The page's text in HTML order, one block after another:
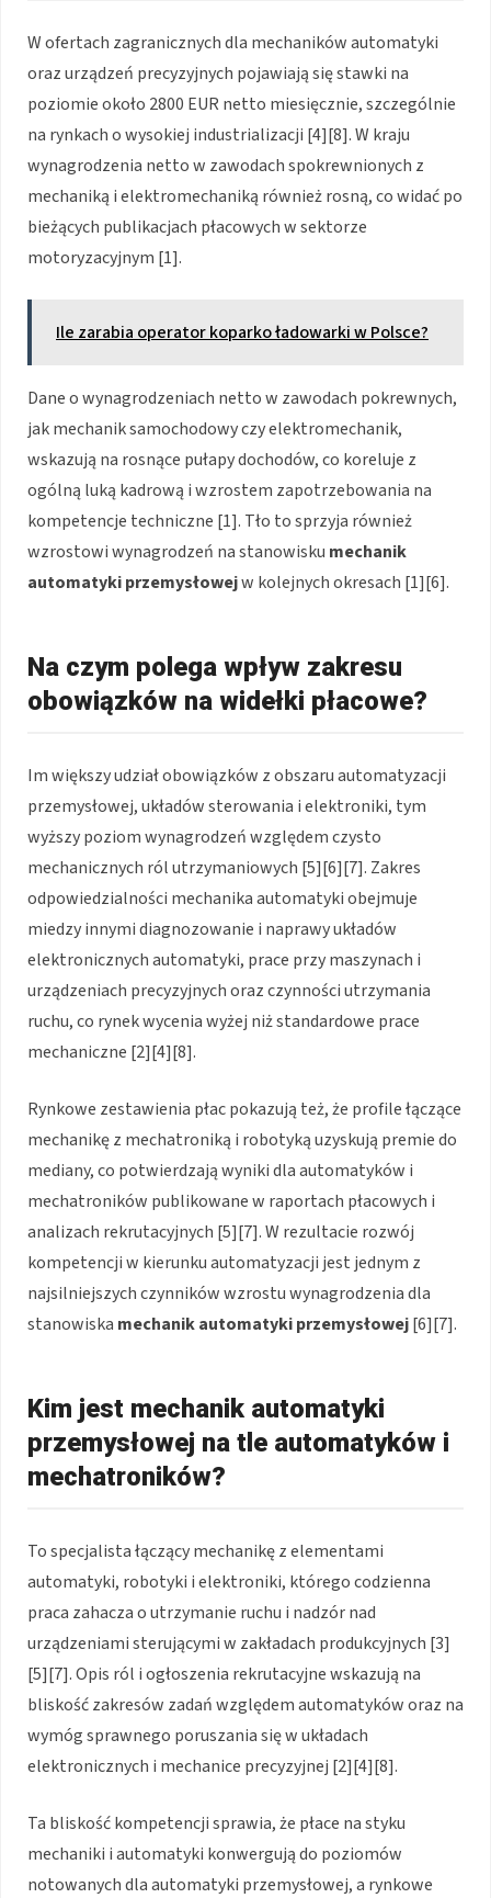
W ofertach zagranicznych dla mechaników automatyki
oraz urządzeń precyzyjnych pojawiają się stawki na
poziomie około 2800 EUR netto miesięcznie, szczególnie
na rynkach o wysokiej industrializacji [4][8]. W kraju
wynagrodzenia netto w zawodach spokrewnionych z
mechaniką i elektromechaniką również rosną, co widać po
bieżących publikacjach płacowych w sektorze
motoryzacyjnym [1].
Ile zarabia operator koparko ładowarki w Polsce?
Dane o wynagrodzeniach netto w zawodach pokrewnych,
jak mechanik samochodowy czy elektromechanik,
wskazują na rosnące pułapy dochodów, co koreluje z
ogólną luką kadrową i wzrostem zapotrzebowania na
kompetencje techniczne [1]. Tło to sprzyja również
wzrostowi wynagrodzeń na stanowisku mechanik
automatyki przemysłowejw kolejnych okresach [1][6].
Na czym polega wpływ zakresu
obowiązków na widełki płacowe?
Im większy udział obowiązków z obszaru automatyzacji
przemysłowej, układów sterowania i elektroniki, tym
wyższy poziom wynagrodzeń względem czysto
mechanicznych ról utrzymaniowych [5][6][7]. Zakres
odpowiedzialności mechanika automatyki obejmuje
miedzy innymi diagnozowanie i naprawy układów
elektronicznych automatyki, prace przy maszynach i
urządzeniach precyzyjnych oraz czynności utrzymania
ruchu, co rynek wycenia wyżej niż standardowe prace
mechaniczne [2][4][8].
Rynkowe zestawienia płac pokazują też, że profile łączące
mechanikę z mechatroniką i robotyką uzyskują premie do
mediany, co potwierdzają wyniki dla automatyków i
mechatroników publikowane w raportach płacowych i
analizach rekrutacyjnych [5][7]. W rezultacie rozwój
kompetencji w kierunku automatyzacji jest jednym z
najsilniejszych czynników wzrostu wynagrodzenia dla
stanowiska mechanik automatyki przemysłowej[6][7].
Kim jest mechanik automatyki
przemysłowej na tle automatyków i
mechatroników?
To specjalista łączący mechanikę z elementami
automatyki, robotyki i elektroniki, którego codzienna
praca zahacza o utrzymanie ruchu i nadzór nad
urządzeniami sterującymi w zakładach produkcyjnych [3]
[5][7]. Opis ról i ogłoszenia rekrutacyjne wskazują na
bliskość zakresów zadań względem automatyków oraz na
wymóg sprawnego poruszania się w układach
elektronicznych i mechanice precyzyjnej [2][4][8].
Ta bliskość kompetencji sprawia, że płace na styku
mechaniki i automatyki konwergują do poziomów
notowanych dla automatyki przemysłowej, a rynkowe